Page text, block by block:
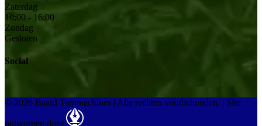
Zaterdag
10:00 - 16:00
Zondag
Gesloten
Social
© 2026 Baard Tuinmachines | Alle rechten voorbehouden. | Site
ontworpen door